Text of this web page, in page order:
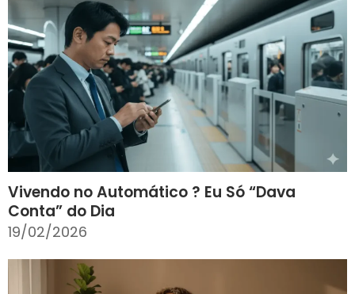
Vivendo no Automático ? Eu Só “Dava
Conta” do Dia
19/02/2026